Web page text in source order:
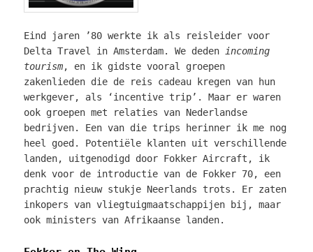
Eind jaren ’80 werkte ik als reisleider voor
Delta Travel in Amsterdam. We deden incoming
tourism, en ik gidste vooral groepen
zakenlieden die de reis cadeau kregen van hun
werkgever, als ‘incentive trip’. Maar er waren
ook groepen met relaties van Nederlandse
bedrijven. Een van die trips herinner ik me nog
heel goed. Potentiële klanten uit verschillende
landen, uitgenodigd door Fokker Aircraft, ik
denk voor de introductie van de Fokker 70, een
prachtig nieuw stukje Neerlands trots. Er zaten
inkopers van vliegtuigmaatschappijen bij, maar
ook ministers van Afrikaanse landen.